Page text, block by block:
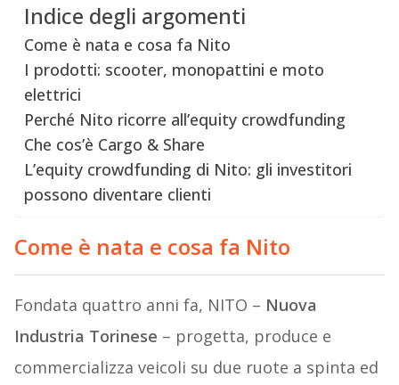
Indice degli argomenti
Come è nata e cosa fa Nito
I prodotti: scooter, monopattini e moto
elettrici
Perché Nito ricorre all’equity crowdfunding
Che cos’è Cargo & Share
L’equity crowdfunding di Nito: gli investitori
possono diventare clienti
Come è nata e cosa fa Nito
Fondata quattro anni fa, NITO – Nuova
Industria Torinese – progetta, produce e
commercializza veicoli su due ruote a spinta ed